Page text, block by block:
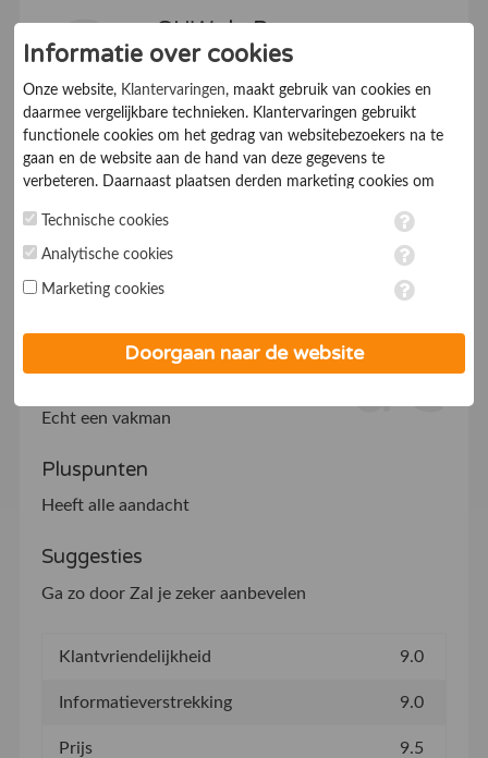
10
GHW de Ruyter
Beveelt dit bedrijf aan:
De klant kent ons van: Tijdschriften /
kranten
Perfecteafspraken klok
zeer professioneel
gerepareerd en een jaar
garantie op reparatie.
Echte service
Echt een vakman
Pluspunten
Heeft alle aandacht
Suggesties
Ga zo door Zal je zeker aanbevelen
Klantvriendelijkheid 9.0
Informatieverstrekking 9.0
Prijs 9.5
Informatie over cookies
Onze website, Klantervaringen, maakt gebruik van cookies en
daarmee vergelijkbare technieken. Klantervaringen gebruikt
functionele cookies om het gedrag van websitebezoekers na te
gaan en de website aan de hand van deze gegevens te
verbeteren. Daarnaast plaatsen derden marketing cookies om
marketing cookies worden persoonsgegevens verwerkt. Je geeft
toestemming voor deze verwerking wanneer je hieronder een
op ieder moment aanpassen in de
. Lees voor meer
Technische cookies
Analytische cookies
Marketing cookies
Doorgaan naar de website